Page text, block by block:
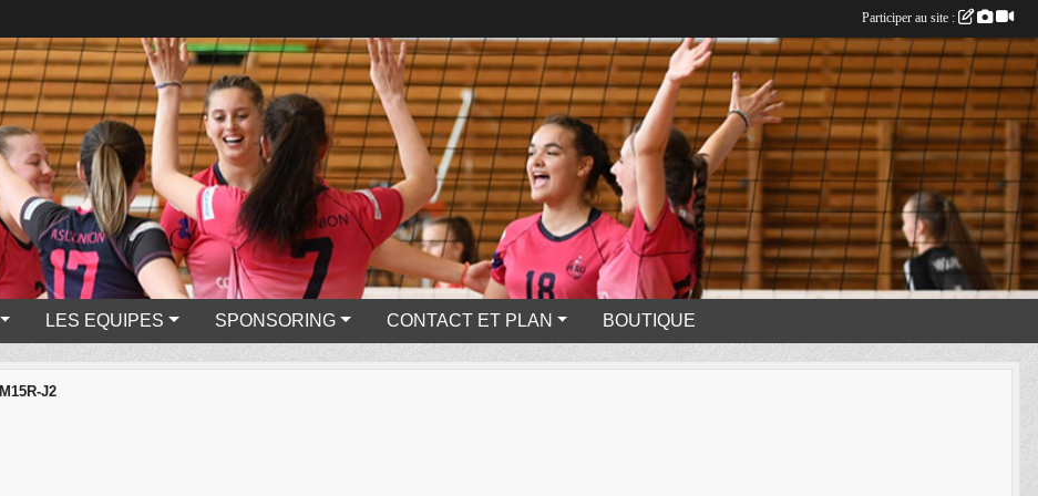
LES EQUIPES SPONSORING CONTACT ET PLAN BOUTIQUE
M15R-J2
Participer au site :